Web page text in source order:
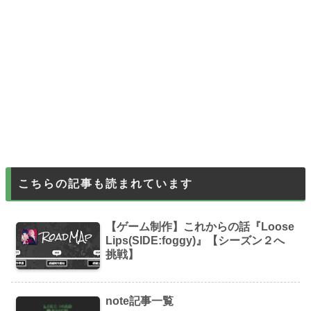
こちらの記事も読まれています
【ゲーム制作】これからの話『Loose
Lips(SIDE:foggy)』【シーズン２へ
挑戦】
note記事一覧